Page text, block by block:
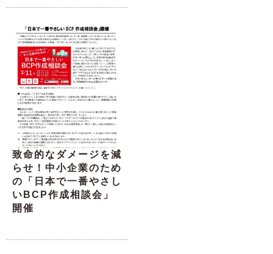
致命的なダメージを減
らせ！中小企業のため
の「日本で一番やさし
いBCP作成相談会」
開催